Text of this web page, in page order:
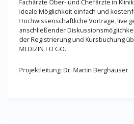
Fachärzte Ober- und Chefärzte in
ideale Möglichkeit einfach und
Hochwissenschaftliche Vorträge, live
anschließender
der Registrierung und Kursbuchung
MEDIZIN TO GO.
Projektleitung: Dr. Martin Berghäuser